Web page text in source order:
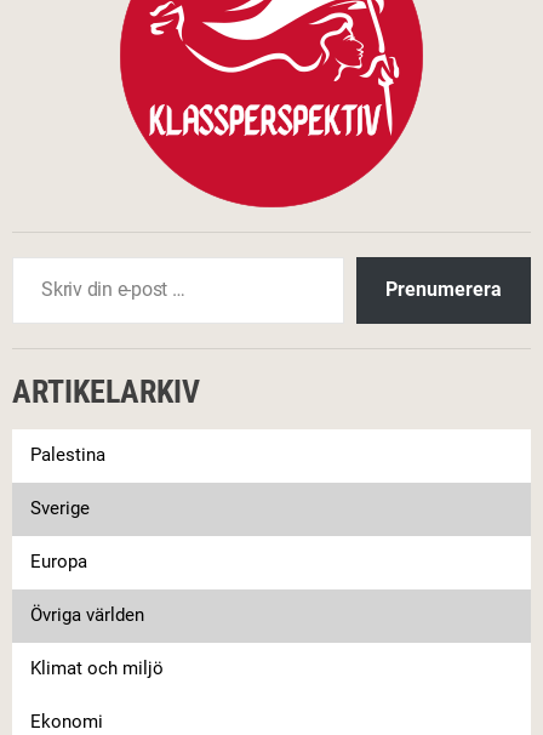
Skriv din e-post …
Prenumerera
ARTIKELARKIV
Palestina
Sverige
Europa
Övriga världen
Klimat och miljö
Ekonomi